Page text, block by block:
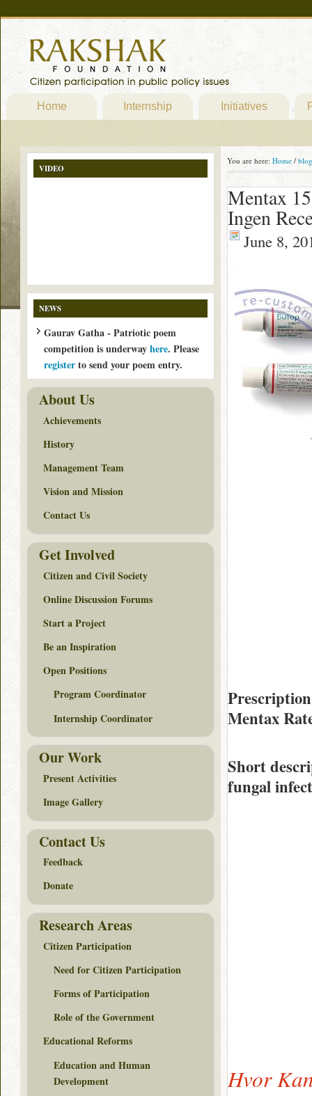
Home Internship Initiatives
You are here: Home / blog
Mentax
Ingen
June 8,
Mentax
Short
fungal
Hvor
VIDEO
NEWS
Gaurav Gatha - Patriotic poem
competition is underwayhere. Please
registerto send your poem entry.
About Us
Achievements
History
Management Team
Vision and Mission
Contact Us
Get Involved
Citizen and Civil Society
Online Discussion Forums
Start a Project
Be an Inspiration
Open Positions
Program Coordinator
Internship Coordinator
Our Work
Present Activities
Image Gallery
Contact Us
Feedback
Donate
Research Areas
Citizen Participation
Need for Citizen Participation
Forms of Participation
Role of the Government
Educational Reforms
Education and Human
Development